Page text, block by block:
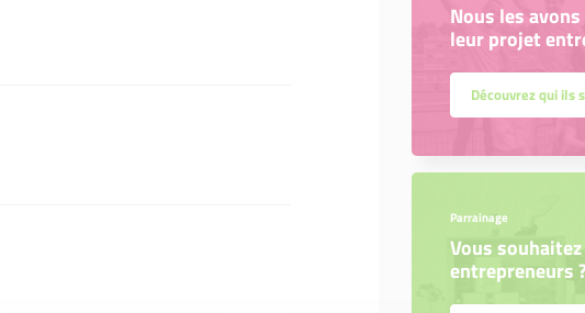
Nous les
leur projet
Découvrez qui ils
Parrainage
Vous
entrepreneurs